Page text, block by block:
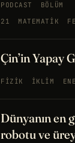
PODCAST
BÖLÜM
21
MATEMATIK
Çin’in Yapay
FIZIK İKLIM
Dünyanın en
robotu ve